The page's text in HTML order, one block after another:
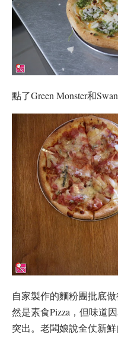
點了Green Monster和
自家製作的麵粉團批底
然是素食Pizza，但味道
突出。老闆娘說全仗新鮮